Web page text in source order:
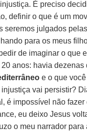
É preciso
definir o que é um
seremos julgados
para os meus
de imaginar o que
anos: havia dezenas
e o que
vai persistir?
é impossível não fazer
eu deixo Jesus
o meu narrador para